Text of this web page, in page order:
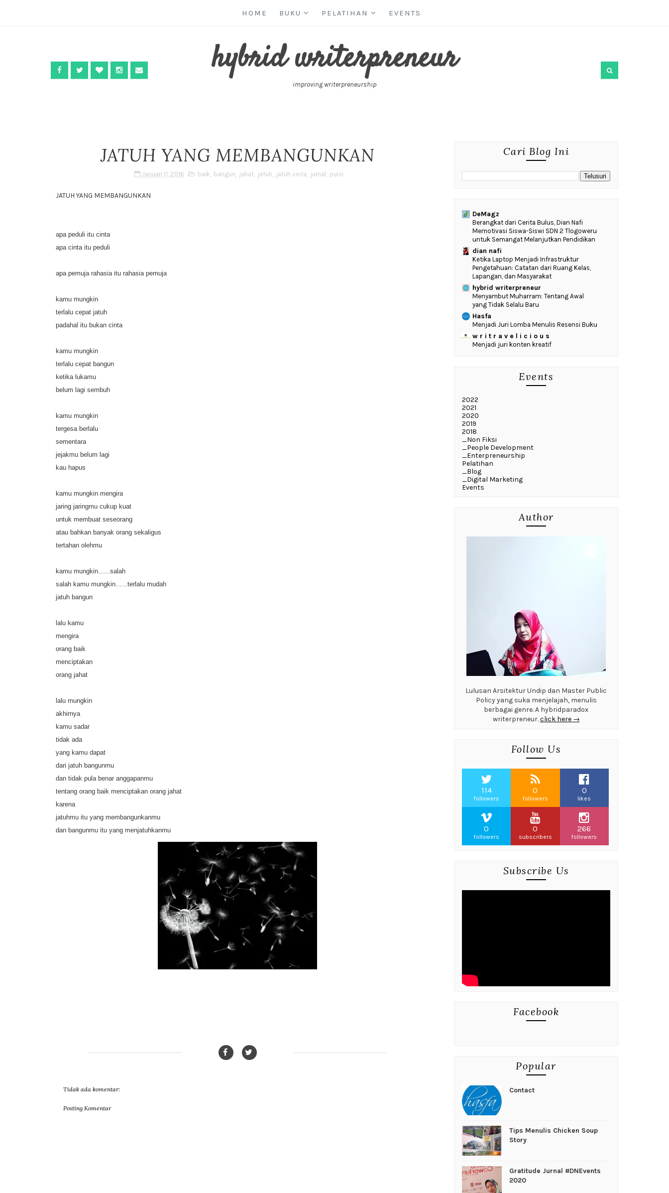
HOME BUKU PELATIHAN EVENTS
hybrid writerpreneur
improving writerpreneurship
JATUH YANG MEMBANGUNKAN
Januari 11, 2016 baik, bangun, jahat, jatuh, jatuh cinta, jurnal , puisi
JATUH YANG MEMBANGUNKAN
apa peduli itu cinta
apa cinta itu peduli
apa pemuja rahasia itu rahasia pemuja
kamu mungkin
terlalu cepat jatuh
padahal itu bukan cinta
kamu mungkin
terlalu cepat bangun
ketika lukamu
belum lagi sembuh
kamu mungkin
tergesa berlalu
sementara
jejakmu belum lagi
kau hapus
kamu mungkin mengira
jaring jaringmu cukup kuat
untuk membuat seseorang
atau bahkan banyak orang sekaligus
tertahan olehmu
kamu mungkin......salah
salah kamu mungkin......terlalu mudah
jatuh bangun
lalu kamu
mengira
orang baik
menciptakan
orang jahat
lalu mungkin
akhirnya
kamu sadar
tidak ada
yang kamu dapat
dari jatuh bangunmu
dan tidak pula benar anggapanmu
tentang orang baik menciptakan orang jahat
karena
jatuhmu itu yang membangunkanmu
dan bangunmu itu yang menjatuhkanmu
Tidak ada komentar:
Posting Komentar
Cari Blog Ini
DeMagz
‎Berangkat dari Cerita Bulus, Dian Nafi
Memotivasi Siswa-Siswi SDN 2 Tlogoweru
untuk Semangat Melanjutkan Pendidikan
dian nafi
Ketika Laptop Menjadi Infrastruktur
Pengetahuan: Catatan dari Ruang Kelas,
Lapangan, dan Masyarakat
hybrid writerpreneur
Menyambut Muharram: Tentang Awal
yang Tidak Selalu Baru
Hasfa
Menjadi Juri Lomba Menulis Resensi Buku
w r i t r a v e l i c i o u s
Menjadi juri konten kreatif
Events
2022
2021
2020
2019
2018
_Non Fiksi
_People Development
_Enterpreneurship
Pelatihan
_Blog
_Digital Marketing
Events
Author
Lulusan Arsitektur Undip dan Master Public
Policy yang suka menjelajah, menulis
berbagai genre. A hybridparadox
writerpreneur.click here →
Follow Us
114
followers
0
followers
0
likes
0
followers
0
subscribers
266
followers
Subscribe Us
Facebook
Popular
Contact
Tips Menulis Chicken Soup
Story
Gratitude Jurnal #DNEvents
2020